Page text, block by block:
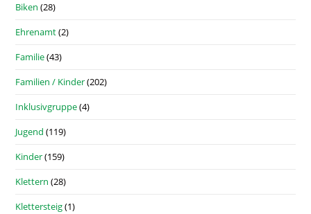
Biken (28)
Ehrenamt(2)
Familie(43)
Familien / Kinder(202)
Inklusivgruppe(4)
Jugend (119)
Kinder(159)
Klettern (28)
Klettersteig(1)